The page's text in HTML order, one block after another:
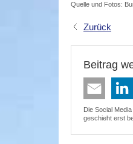
Quelle und Fotos:
Zurück
Beitrag
Die Social
geschieht erst